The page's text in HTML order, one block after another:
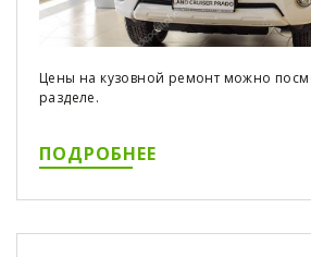
Цены на кузовной ремонт можно
разделе.
ПОДРОБНЕЕ